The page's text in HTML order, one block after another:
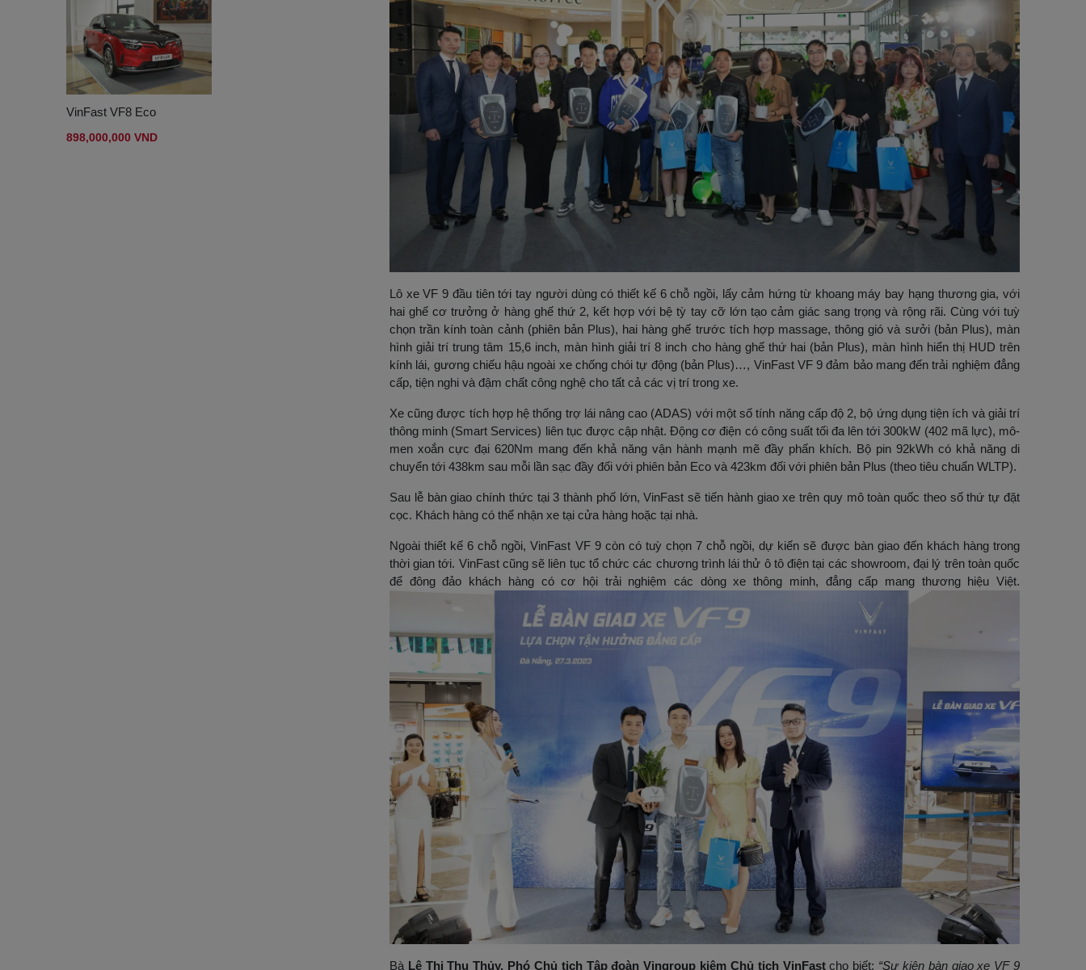
VinFast VF8 Eco
898,000,000 VND
Lô xe VF 9 đầu tiên tới tay người dùng có thiết kế 6 chỗ ngồi, lấy cảm hứng từ khoang máy bay hạng thương gia, với
hai ghế cơ trưởng ở hàng ghế thứ 2, kết hợp với bệ tỳ tay cỡ lớn tạo cảm giác sang trọng và rộng rãi. Cùng với tuỳ
chọn trần kính toàn cảnh (phiên bản Plus), hai hàng ghế trước tích hợp massage, thông gió và sưởi (bản Plus), màn
hình giải trí trung tâm 15,6 inch, màn hình giải trí 8 inch cho hàng ghế thứ hai (bản Plus), màn hình hiển thị HUD trên
kính lái, gương chiếu hậu ngoài xe chống chói tự động (bản Plus)…, VinFast VF 9 đảm bảo mang đến trải nghiệm đẳng
cấp, tiện nghi và đậm chất công nghệ cho tất cả các vị trí trong xe.
Xe cũng được tích hợp hệ thống trợ lái nâng cao (ADAS) với một số tính năng cấp độ 2, bộ ứng dụng tiện ích và giải trí
thông minh (Smart Services) liên tục được cập nhật. Động cơ điện có công suất tối đa lên tới 300kW (402 mã lực), mô-
men xoắn cực đại 620Nm mang đến khả năng vận hành mạnh mẽ đầy phấn khích. Bộ pin 92kWh có khả năng di
chuyển tới 438km sau mỗi lần sạc đầy đối với phiên bản Eco và 423km đối với phiên bản Plus (theo tiêu chuẩn WLTP).
Sau lễ bàn giao chính thức tại 3 thành phố lớn, VinFast sẽ tiến hành giao xe trên quy mô toàn quốc theo số thứ tự đặt
cọc. Khách hàng có thể nhận xe tại cửa hàng hoặc tại nhà.
Ngoài thiết kế 6 chỗ ngồi, VinFast VF 9 còn có tuỳ chọn 7 chỗ ngồi, dự kiến sẽ được bàn giao đến khách hàng trong
thời gian tới. VinFast cũng sẽ liên tục tổ chức các chương trình lái thử ô tô điện tại các showroom, đại lý trên toàn quốc
để đông đảo khách hàng có cơ hội trải nghiệm các dòng xe thông minh, đẳng cấp mang thương hiệu Việt.
Bà Lê Thị Thu Thủy, Phó Chủ tịch Tập đoàn Vingroup kiêm Chủ tịch VinFastcho biết: “Sự kiện bàn giao xe VF 9